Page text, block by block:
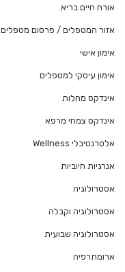
אורח חיים בריא
אזור המטפלים / פרסום מטפלים
אימון אישי
אימון עיסקי למטפלים
אינדקס מחלות
אינדקס צמחי מרפא
אלטרנטיבלי Wellness
אנרגיות חיוביות
אסטרולוגיה
אסטרולוגיה וקבלה
אסטרולוגיה שבועית
ארומתרפיה